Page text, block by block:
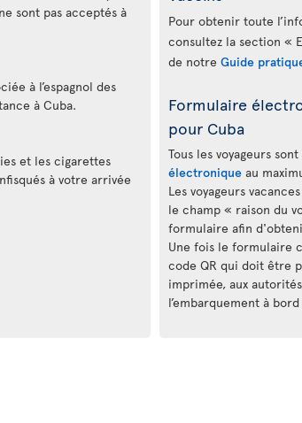
sont pas acceptés à
à l’espagnol des
à Cuba.
et les cigarettes
à votre arrivée
Pour obtenir toute
consultez la section «
de notre Guide
Formulaire
pour Cuba
Tous les voyageurs
électroniqueau
Les voyageurs
le champ « raison du
formulaire afin
Une fois le formulaire
code QR qui doit être
imprimée, aux
l’embarquement à